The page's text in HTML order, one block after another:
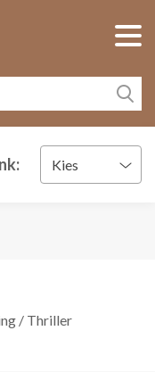
Kies
/ Thriller